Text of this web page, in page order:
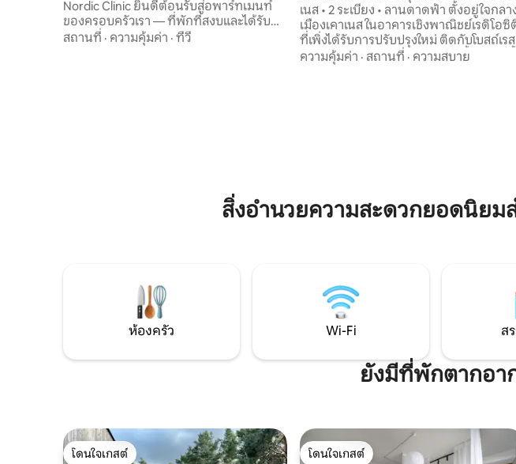
Nordic Clinic ยินดีต้อนรับสู่อพาร์ทเมนท์
ของครอบครัวเรา — ที่พักที่สงบและได้รับ
การออกแบบมาอย่างพิถีพิถัน โดยได้รับแรง
บันดาลใจจากน้ำและบรรยากาศริมทะเลที่
สถานที่ · ความคุ้มค่า · ทีวี
เนส • 2 ระเบียง • ลานดาดฟ้า ตั้งอยู่ใจกลา
เมืองเคาเนส ในอาคารเชิงพาณิชย์เรดิโอซิ
ที่เพิ่งได้รับการปรับปรุงใหม่ ติดกับโบสถ์เรส
เรอเรชันบาซิลิกา ห้องใต้หลังคาตั้งอยู่บนชั้น
4 มีลิฟท์ หันหน้าไปทางลานด้านในที่เงียบ
ความคุ้มค่า · สถานที่ · ความสบาย
สิ่งอำนวยความสะดวกยอดนิยม
ห้องครัว Wi-Fi ส
ยังมีที่พักตากอา
โดนใจเกสต์ โดนใจเกสต์